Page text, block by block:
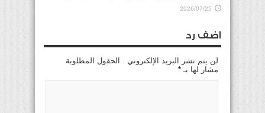
2026/07/25
اضف رد
لن يتم نشر البريد الإلكتروني . الحقول المطلوبة
مشار لها بـ *